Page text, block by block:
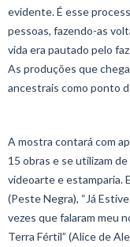
evidente. É esse
pessoas, fazendo-as
vida era pautado pelo
As produções que
ancestrais como ponto
A mostra contará com
15 obras e se utilizam
videoarte e estamparia.
(Peste Negra), “Já
vezes que falaram meu
Terra Fértil” (Alice de